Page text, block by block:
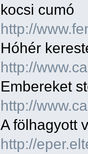
kocsi cumó
http://
Hóhér
http://
Embereket
http://
A fölhagyott
http://